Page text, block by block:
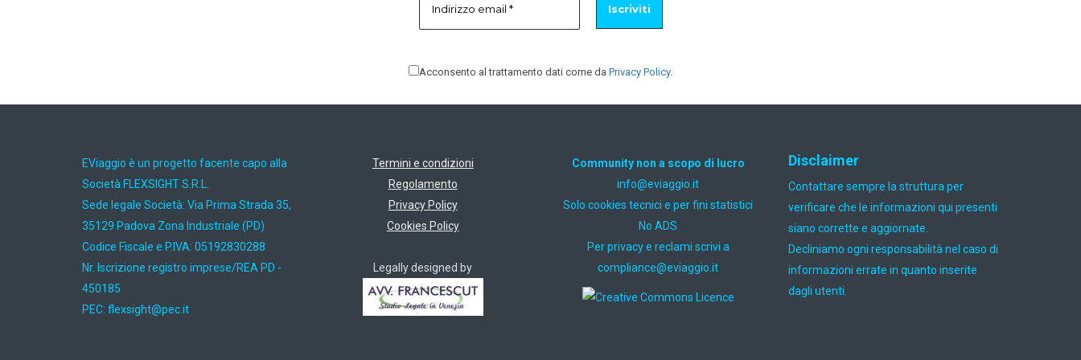
Acconsento al trattamento dati come da Privacy Policy.
EViaggio è un progetto facente capo alla
Società FLEXSIGHT S.R.L.
Sede legale Società: Via Prima Strada 35,
35129 Padova Zona Industriale (PD)
Codice Fiscale e P.IVA: 05192830288
Nr. Iscrizione registro imprese/REA PD -
450185
PEC: ti.cep@thgisxelf
Termini e condizioni
Regolamento
Privacy Policy
Cookies Policy
Legally designed by
Community non a scopo di lucro
ti.oiggaive@ofni
Solo cookies tecnici e per fini statistici
No ADS
Per privacy e reclami scrivi a
ti.oiggaive@ecnailpmoc
Disclaimer
Contattare sempre la struttura per
verificare che le informazioni qui presenti
siano corrette e aggiornate.
Decliniamo ogni responsabilità nel caso di
informazioni errate in quanto inserite
dagli utenti.